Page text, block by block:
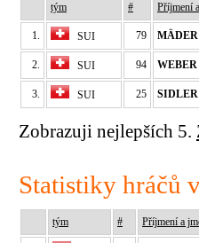
tým # Příjmení
1. SUI 79 MÄDER
2. SUI 94 WEBER
3. SUI 25 SIDLER
Zobrazuji nejlepších 5.
Statistiky hráčů
tým # Příjmení a